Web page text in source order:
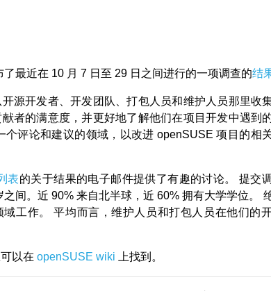
了最近在 10 月 7 日至 29 日之间进行的一项调查的结
源开发者、开发团队、打包人员和维护人员那里收
者的满意度，并更好地了解他们在项目开发中遇到
个评论和建议的领域，以改进 openSUSE 项目的相
表的关于结果的电子邮件提供了有趣的讨论。 提交
之间。近 90% 来自北半球，近 60% 拥有大学学位。
域工作。 平均而言，维护人员和打包人员在他们的
可以在openSUSE wiki 上找到。